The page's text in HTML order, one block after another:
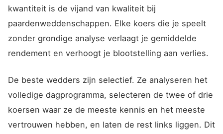
kwantiteit is de vijand van kwaliteit bij
paardenweddenschappen. Elke koers die je speelt
zonder grondige analyse verlaagt je gemiddelde
rendement en verhoogt je blootstelling aan verlies.
De beste wedders zijn selectief. Ze analyseren het
volledige dagprogramma, selecteren de twee of drie
koersen waar ze de meeste kennis en het meeste
vertrouwen hebben, en laten de rest links liggen. Dit